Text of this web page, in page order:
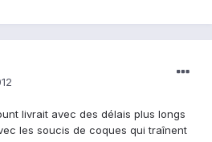
livrait avec des délais plus longs
les soucis de coques qui traînent